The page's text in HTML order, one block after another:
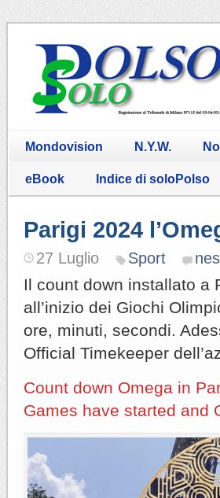
Mondovision N.Y.W.
eBook Indice di soloPolso
Parigi 2024
27 Luglio Sport
Il count down installato a
all’inizio dei Giochi
ore, minuti, secondi.
Official Timekeeper
Count down Omega in
Games have started and